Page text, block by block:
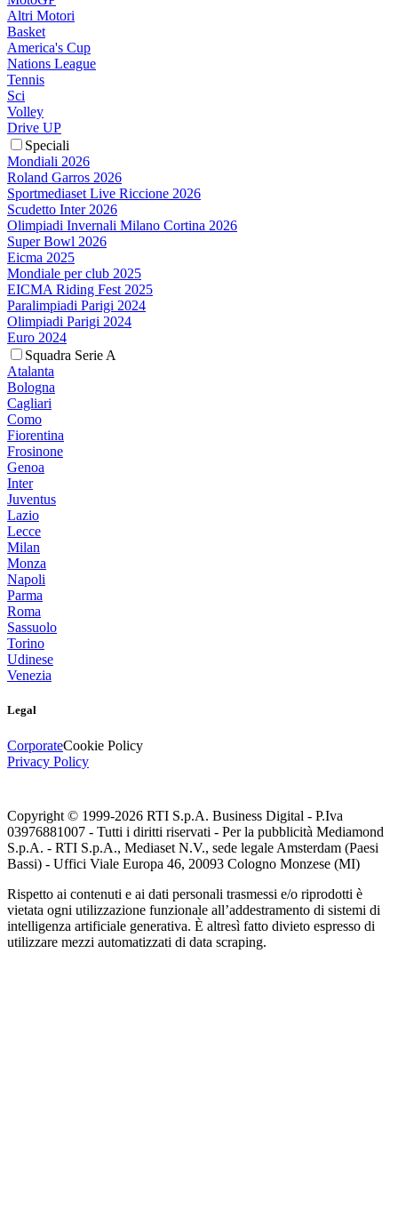
Altri Motori
Basket
America's Cup
Nations League
Tennis
Sci
Volley
Drive UP
Speciali
Mondiali 2026
Roland Garros 2026
Sportmediaset Live Riccione 2026
Scudetto Inter 2026
Olimpiadi Invernali Milano Cortina 2026
Super Bowl 2026
Eicma 2025
Mondiale per club 2025
EICMA Riding Fest 2025
Paralimpiadi Parigi 2024
Olimpiadi Parigi 2024
Euro 2024
Squadra Serie A
Atalanta
Bologna
Cagliari
Como
Fiorentina
Frosinone
Genoa
Inter
Juventus
Lazio
Lecce
Milan
Monza
Napoli
Parma
Roma
Sassuolo
Torino
Udinese
Venezia
Legal
CorporateCookie Policy
Privacy Policy
Copyright © 1999-2026 RTI S.p.A. Business Digital - P.Iva
03976881007 - Tutti i diritti riservati - Per la pubblicità Mediamond
S.p.A. - RTI S.p.A., Mediaset N.V., sede legale Amsterdam (Paesi
Bassi) - Uffici Viale Europa 46, 20093 Cologno Monzese (MI)
Rispetto ai contenuti e ai dati personali trasmessi e/o riprodotti è
vietata ogni utilizzazione funzionale all’addestramento di sistemi di
intelligenza artificiale generativa. È altresì fatto divieto espresso di
utilizzare mezzi automatizzati di data scraping.